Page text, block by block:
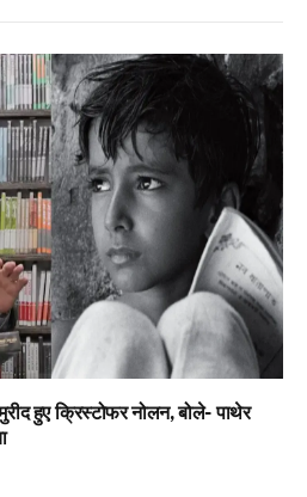
हुए क्रिस्टोफर नोलन, बोले- पाथेर